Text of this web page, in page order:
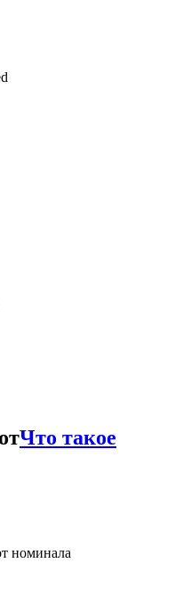
Что такое
номинала